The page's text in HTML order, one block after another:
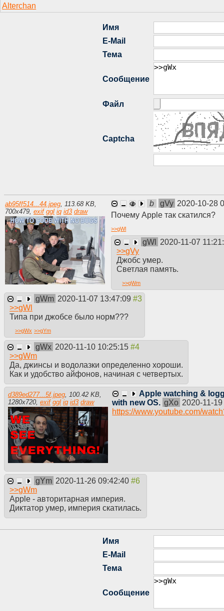
ab95ff514...44.jpeg, 113.68 KB,
700x479, exif ggl iq id3 draw
b gVy 2020-10-28
Почему Apple так скатился?
>>gWl
gWl
2020-11-07
>>gVy
Джобс умер.
Светлая память.
>>gWm
gWm 2020-11-07 13:47:09
>>gWl
Типа при джобсе было норм???
>>gWx >>gYm
gWx 2020-11-10 10:25:15
>>gWm
Да, джинсы и водолазки определенно хороши.
Как и удобство айфонов, начиная с четвертых.
d389ed277...5f.jpeg 100.42 KB
1280x720 exif ggl iq id3 draw
Apple watching &
with new OS. gXo 2020-11-
https://www.youtube.com/
gYm 2020-11-26 09:42:40
>>gWm
Apple - авторитарная империя.
Диктатор умер, империя скатилась.